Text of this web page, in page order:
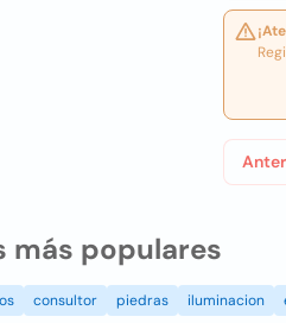
más populares
consultor piedras iluminacion